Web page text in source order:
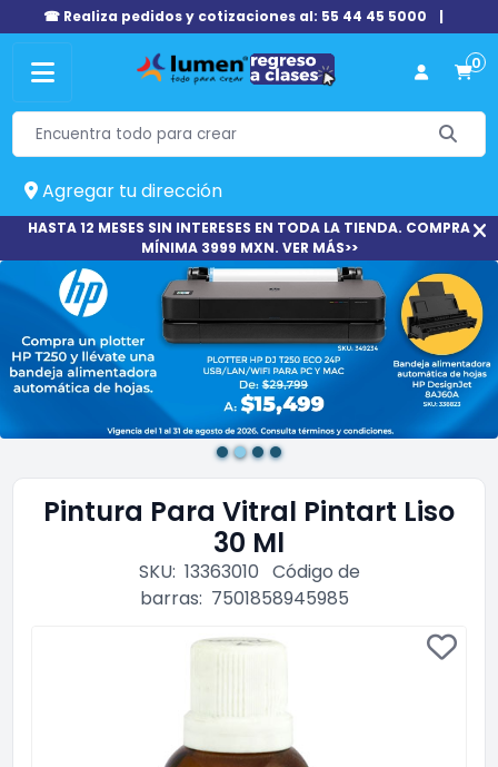
☎ Realiza pedidos y cotizaciones al: 55 44 45 5000 |
0
Agregar tu dirección
HASTA 12 MESES SIN INTERESES EN TODA LA TIENDA. COMPRA
MÍNIMA 3999 MXN. VER MÁS>>
Pintura Para Vitral Pintart Liso
30 Ml
SKU: 13363010 Código de
barras: 7501858945985